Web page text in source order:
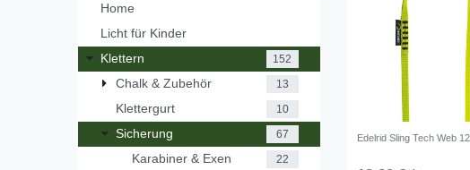
Home
Licht für Kinder
Klettern
152
Chalk & Zubehör 13
Klettergurt 10
Sicherung 67
Karabiner & Exen 22
Edelrid Sling Tech Web